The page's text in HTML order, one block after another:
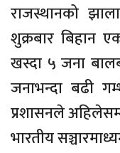
राजस्थानको
शुक्रबार बिहान
खस्दा ५ जना
जनाभन्दा बढी
प्रशासनले
भारतीय